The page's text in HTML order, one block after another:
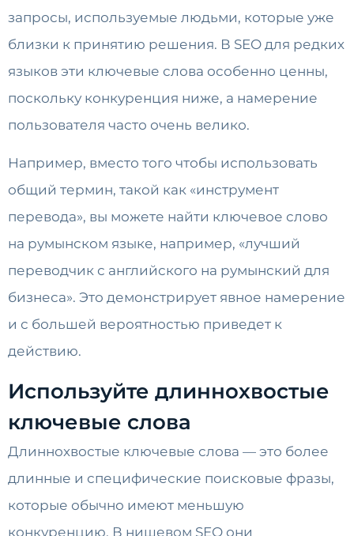
запросы, используемые людьми, которые уже
близки к принятию решения. В SEO для редких
языков эти ключевые слова особенно ценны,
поскольку конкуренция ниже, а намерение
пользователя часто очень велико.
Например, вместо того чтобы использовать
общий термин, такой как «инструмент
перевода», вы можете найти ключевое слово
на румынском языке, например, «лучший
переводчик с английского на румынский для
бизнеса». Это демонстрирует явное намерение
и с большей вероятностью приведет к
действию.
Используйте длиннохвостые
ключевые слова
Длиннохвостые ключевые слова — это более
длинные и специфические поисковые фразы,
которые обычно имеют меньшую
конкуренцию. В нишевом SEO они